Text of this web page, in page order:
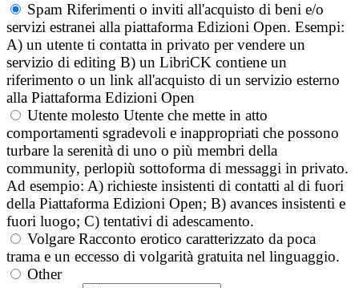
Spam Riferimenti o inviti all'acquisto di beni e/o
servizi estranei alla piattaforma Edizioni Open. Esempi:
A) un utente ti contatta in privato per vendere un
servizio di editing B) un LibriCK contiene un
riferimento o un link all'acquisto di un servizio esterno
alla Piattaforma Edizioni Open
Utente molesto Utente che mette in atto
comportamenti sgradevoli e inappropriati che possono
turbare la serenità di uno o più membri della
community, perlopiù sottoforma di messaggi in privato.
Ad esempio: A) richieste insistenti di contatti al di fuori
della Piattaforma Edizioni Open; B) avances insistenti e
fuori luogo; C) tentativi di adescamento.
Volgare Racconto erotico caratterizzato da poca
trama e un eccesso di volgarità gratuita nel linguaggio.
Other